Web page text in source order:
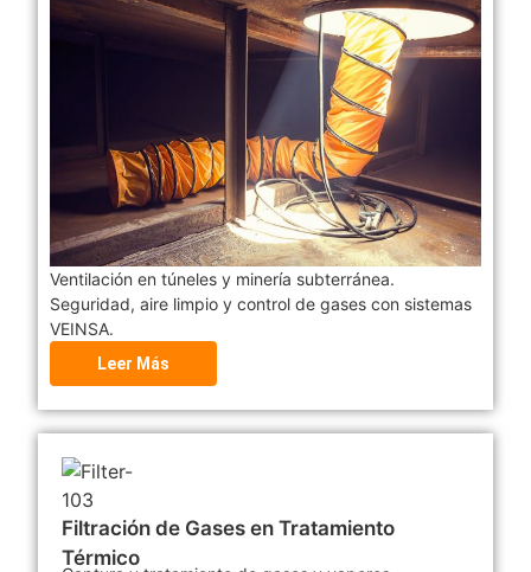
Ventilación en túneles y minería subterránea.
Seguridad, aire limpio y control de gases con sistemas
VEINSA.
Leer Más
Filtración de Gases en Tratamiento
Térmico